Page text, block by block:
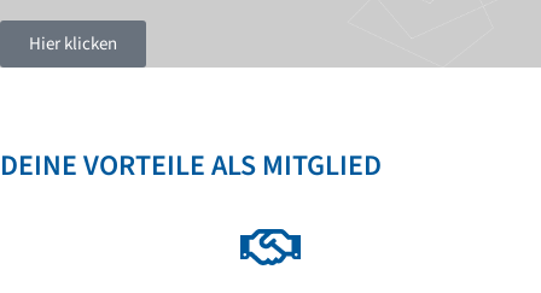
Hier klicken
DEINE VORTEILE ALS MITGLIED